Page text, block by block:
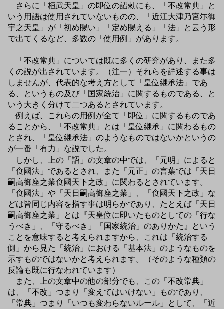
さらに「桓武天皇」の即位の詔勅にも、「不改常典」と
いう用語は使用されていないものの、「近江大津乃宮尓御
宇之天皇」が「初め賜い」「定め賜える」「法」と云う形
で出てくるなど、多数の「使用例」があります。
「不改常典」については既に多くの研究があり、また多
くの説が出されています。（注一）それらを詳述する事は
しませんが、代表的な考え方として「皇位継承法」であ
る、というもの及び「国家統治」に関するものである、と
いう大きく分けて二つあるとされています。
例えば、これらの用例が全て「即位」に関するものであ
ることから、「不改常典」とは「皇位継承」に関わるもの
とされ、「皇位継承法」のようなものではないかというの
が一番「有力」な説でした。
しかし、上の「詔」の文章の中では、「元明」によると
「食國法」であるとされ、また「元正」の言葉では「天日
嗣高御座之業食國天下之政」に関わるとされています。
「食國法」や「天日嗣高御座之業」、「食國天下之政」な
どは皆同じ内容を指す事は明らかであり、たとえば「天日
嗣高御座之業」とは『天皇位に即いたものとしての「行な
うべき」、「守るべき」「国家統治」のありかた』という
ことを意味すると考えられますから、これは「統治する
側」から見た「統治」における「基本法」のようなものを
示すものではないかと考えられます。（そのような種類の
反論も既に行なわれています）
また、上の文章中の他の部分でも、この「不改常典」
は、「不改」つまり「変えてはいけない」ものであり、
「常典」つまり「いつも変わらないルール」として、「近